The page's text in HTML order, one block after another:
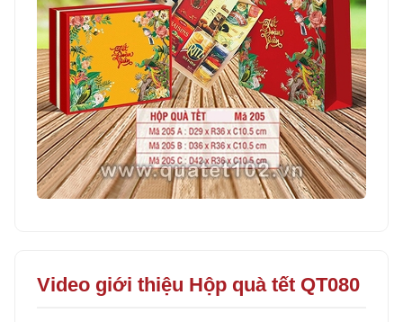
Video giới thiệu Hộp quà tết QT080